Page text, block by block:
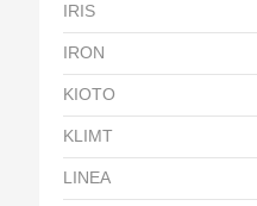
IRIS
IRON
KIOTO
KLIMT
LINEA